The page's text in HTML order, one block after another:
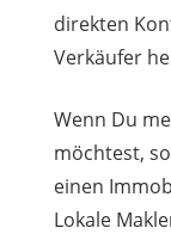
direkten
Verkäufer
Wenn Du
möchtest,
einen
Lokale